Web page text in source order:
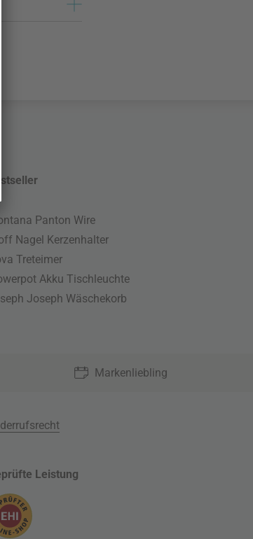
Panton Wire
Nagel Kerzenhalter
Treteimer
Akku Tischleuchte
Joseph Wäschekorb
Markenliebling
Leistung